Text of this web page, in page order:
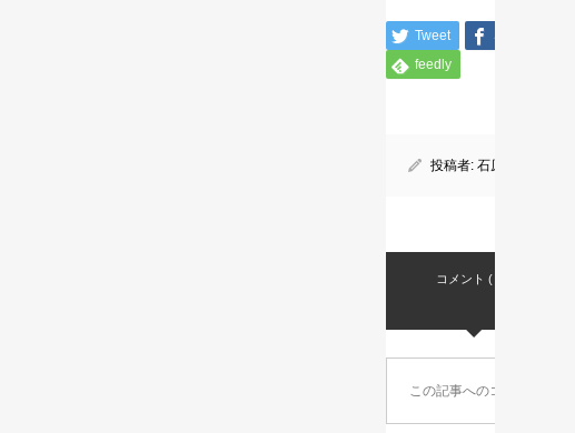
Tweet Share
feedly
投稿者: 石原 誠之
コメント ( 0 )
この記事へのコメントはあ